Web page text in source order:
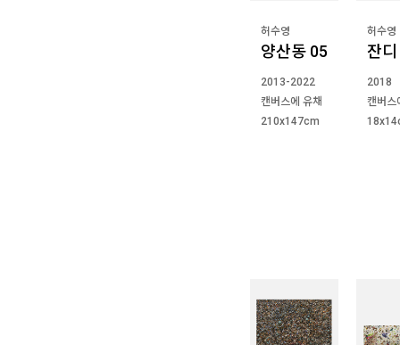
허수영
양산동 05
2013-2022
캔버스에 유채
210x147cm
허수영
잔
2018
캔버스